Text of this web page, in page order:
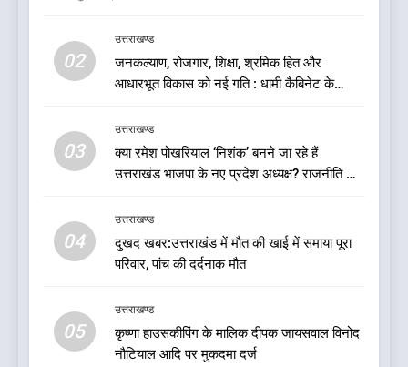
02
उत्तराखण्ड
जनकल्याण, रोजगार, शिक्षा, श्रमिक हित और
आधारभूत विकास को नई गति : धामी कैबिनेट के
03
उत्तराखण्ड
क्या रमेश पोखरियाल ‘निशंक’ बनने जा रहे हैं
उत्तराखंड भाजपा के नए प्रदेश अध्यक्ष? राजनीति के
04
उत्तराखण्ड
दुखद खबर:उत्तराखंड में मौत की खाई में समाया पूरा
परिवार, पांच की दर्दनाक मौत
05
उत्तराखण्ड
कृष्णा हाउसकीपिंग के मालिक दीपक जायसवाल विनोद
नौटियाल आदि पर मुकदमा दर्ज
मुख्यमंत्री को भी मिली जिम्मेदारी
उत्तराखण्ड
देखें वीडियो:कांग्रेस का 2027 के
चुनाव जीतने पर फोकस पूरा, लेकिन
1
बड़ी खबर:16 करोड़ के पुल मामले में